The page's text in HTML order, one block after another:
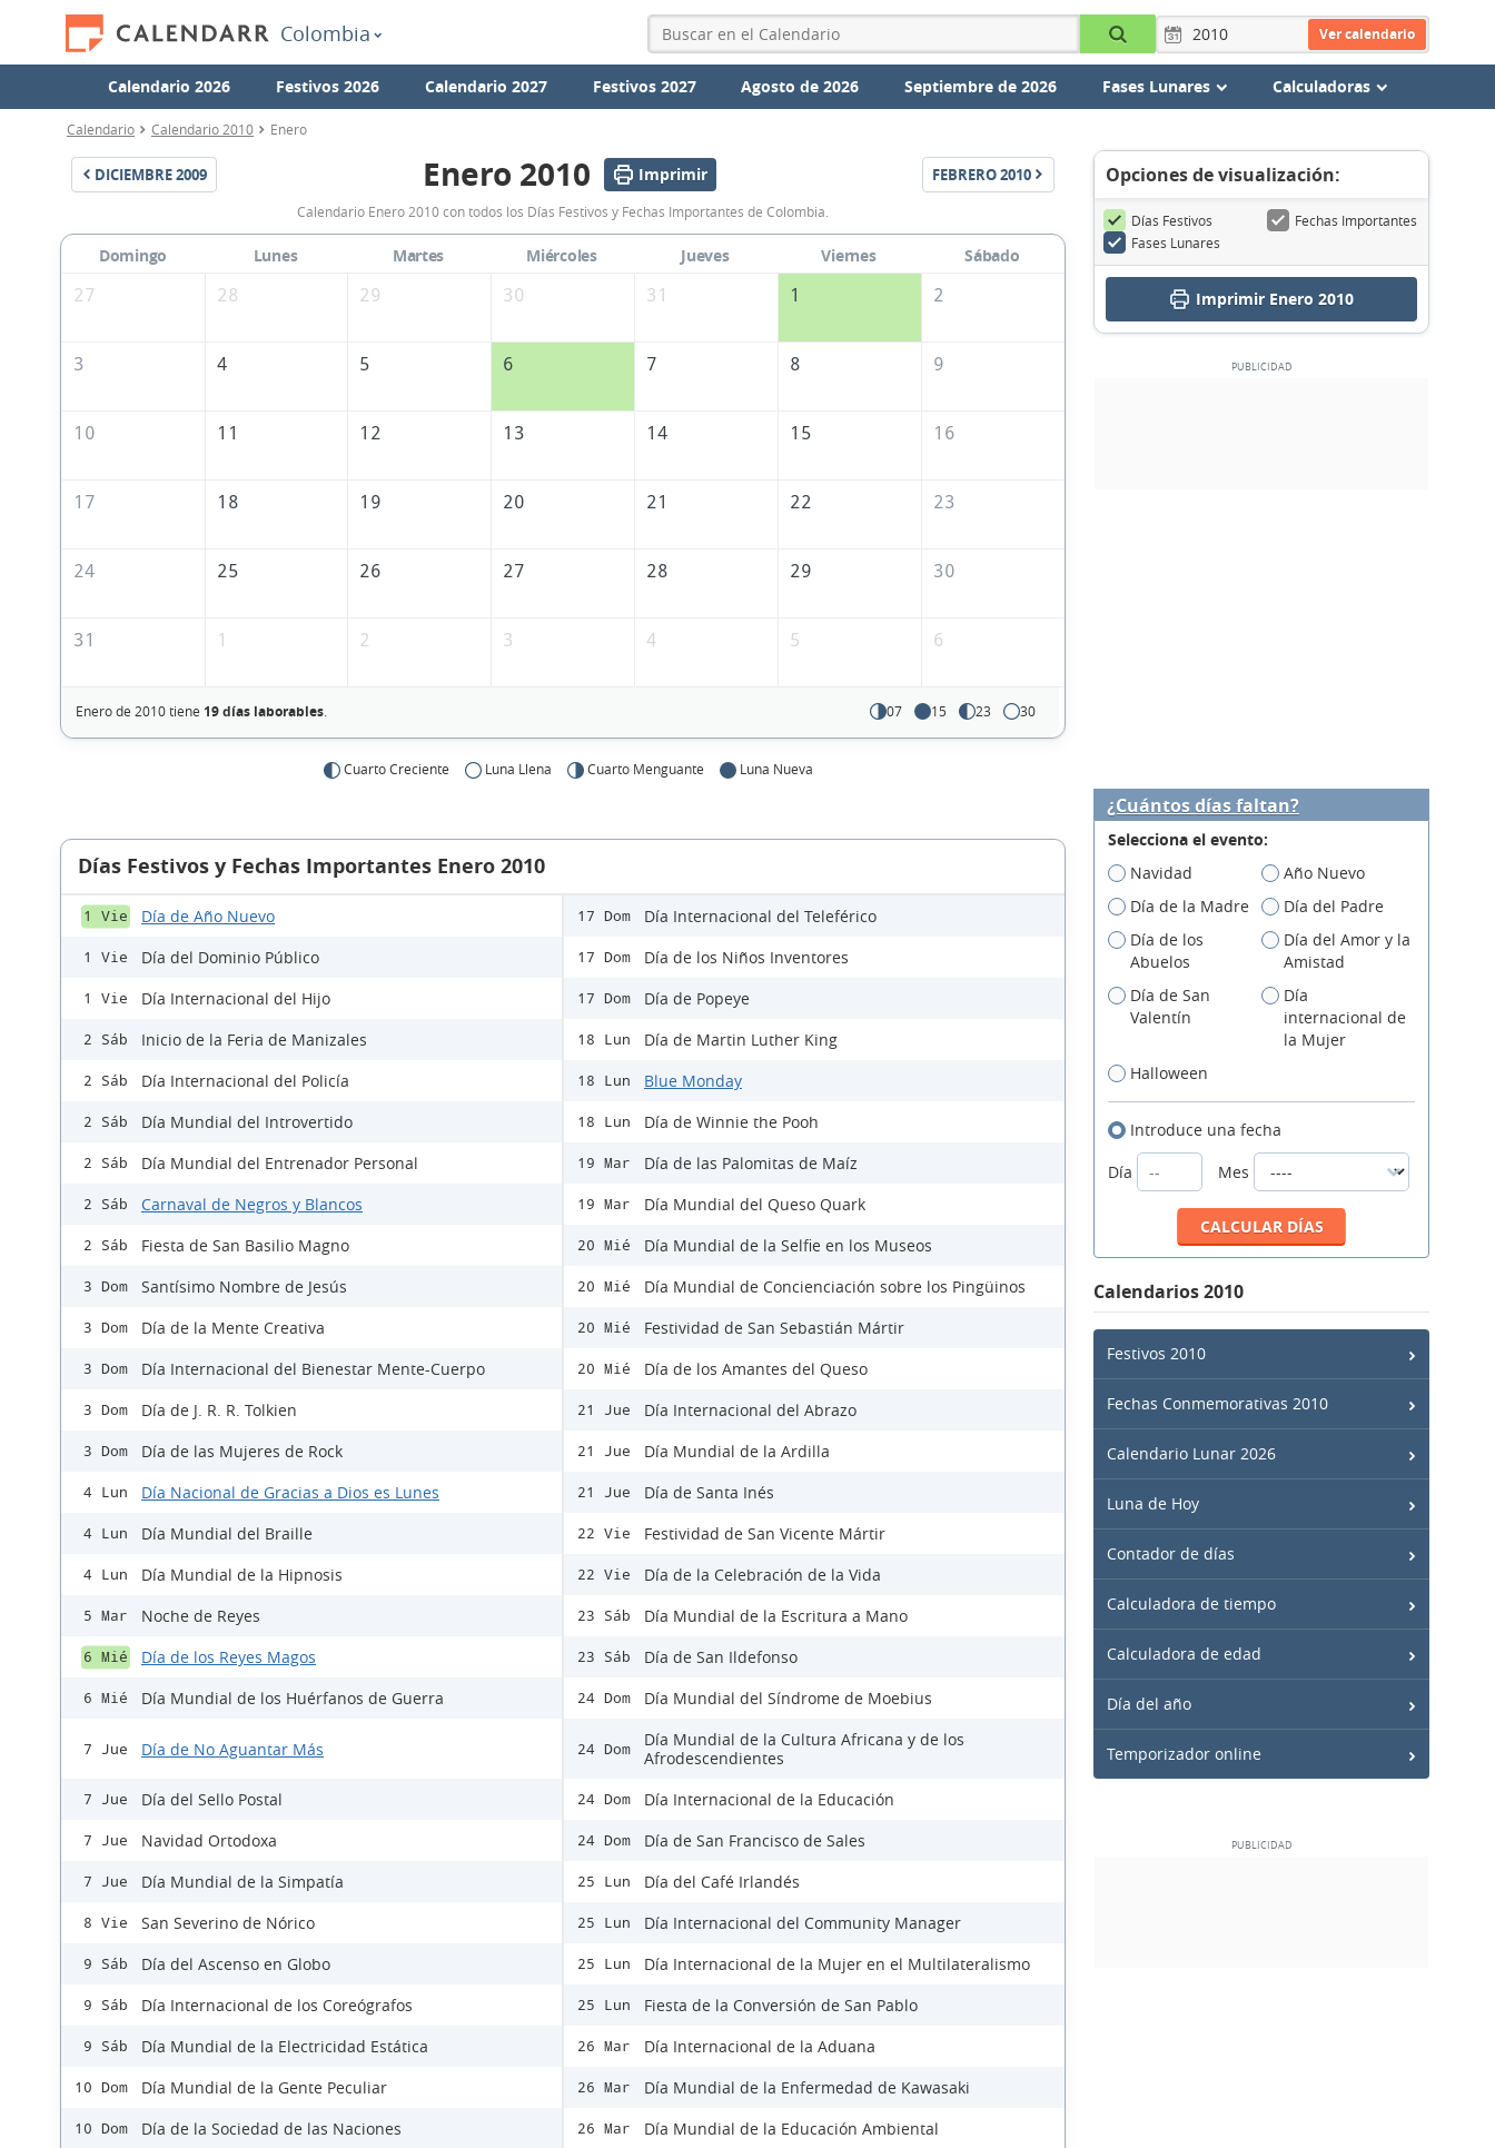
Colombia Ver calendario
Calendario 2026 Festivos 2026 Calendario 2027 Festivos 2027 Agosto de 2026 Septiembre de 2026 Fases Lunares Calculadoras
Calendario Calendario 2010 Enero
DICIEMBRE2009
Calendario
Enero
2010
Colombia
Enero 2010 Imprimir FEBRERO2010
Calendario Enero 2010 con todos los Días Festivos y Fechas Importantes de Colombia.
Domingo Lunes Martes Miércoles Jueves Viernes
Sábado
27
28 29 30 31 1 2
3 4 5 6 7 8 9
10 11 12 13 14 15 16
17 18 19 20 21 22 23
24 25 26 27 28 29 30
31 1 2 3 4 5 6
Enero de 2010 tiene 19 días laborables. 07 15 23 30
Cuarto Creciente Luna Llena Cuarto Menguante Luna Nueva
Opciones de visualización:
Días Festivos
Fechas Importantes
Fases Lunares
Imprimir Enero 2010
Días Festivos y Fechas Importantes Enero 2010
1 Vie Día de Año Nuevo
1 Vie Día del Dominio Público
1 Vie Día Internacional del Hijo
2 Sáb Inicio de la Feria de Manizales
2 Sáb Día Internacional del Policía
2 Sáb Día Mundial del Introvertido
2 Sáb Día Mundial del Entrenador Personal
2 Sáb Carnaval de Negros y Blancos
2 Sáb Fiesta de San Basilio Magno
3 Dom Santísimo Nombre de Jesús
3 Dom Día de la Mente Creativa
3 Dom Día Internacional del Bienestar Mente-Cuerpo
3 Dom Día de J. R. R. Tolkien
3 Dom Día de las Mujeres de Rock
4 Lun Día Nacional de Gracias a Dios es Lunes
4 Lun Día Mundial del Braille
4 Lun Día Mundial de la Hipnosis
5 Mar Noche de Reyes
6 Mié Día de los Reyes Magos
6 Mié Día Mundial de los Huérfanos de Guerra
7 Jue Día de No Aguantar Más
7 Jue Día del Sello Postal
7 Jue Navidad Ortodoxa
7 Jue Día Mundial de la Simpatía
8 Vie San Severino de Nórico
9 Sáb Día del Ascenso en Globo
9 Sáb Día Internacional de los Coreógrafos
9 Sáb Día Mundial de la Electricidad Estática
10 Dom Día Mundial de la Gente Peculiar
10 Dom Día de la Sociedad de las Naciones
17 Dom Día Internacional del Teleférico
17 Dom Día de los Niños Inventores
17 Dom Día de Popeye
18 Lun Día de Martin Luther King
18 Lun Blue Monday
18 Lun Día de Winnie the Pooh
19 Mar Día de las Palomitas de Maíz
19 Mar Día Mundial del Queso Quark
20 Mié Día Mundial de la Selfie en los Museos
20 Mié Día Mundial de Concienciación sobre los Pingüinos
20 Mié Festividad de San Sebastián Mártir
20 Mié Día de los Amantes del Queso
21 Jue Día Internacional del Abrazo
21 Jue Día Mundial de la Ardilla
21 Jue Día de Santa Inés
22 Vie Festividad de San Vicente Mártir
22 Vie Día de la Celebración de la Vida
23 Sáb Día Mundial de la Escritura a Mano
23 Sáb Día de San Ildefonso
24 Dom Día Mundial del Síndrome de Moebius
24 Dom
Día Mundial de la Cultura Africana y de los
Afrodescendientes
24 Dom Día Internacional de la Educación
24 Dom Día de San Francisco de Sales
25 Lun Día del Café Irlandés
25 Lun Día Internacional del Community Manager
25 Lun Día Internacional de la Mujer en el Multilateralismo
25 Lun Fiesta de la Conversión de San Pablo
26 Mar Día Internacional de la Aduana
26 Mar Día Mundial de la Enfermedad de Kawasaki
26 Mar Día Mundial de la Educación Ambiental
¿Cuántos días faltan?
Selecciona el evento:
Navidad
Año Nuevo
Día de la Madre
Día del Padre
Día de los
Abuelos
Día del Amor y la
Amistad
Día de San
Valentín
Día
internacional de
la Mujer
Halloween
Introduce una fecha
Día
Mes
Calendarios 2010
Festivos 2010
Fechas Conmemorativas 2010
Calendario Lunar 2026
Luna de Hoy
Contador de días
Calculadora de tiempo
Calculadora de edad
Día del año
Temporizador online